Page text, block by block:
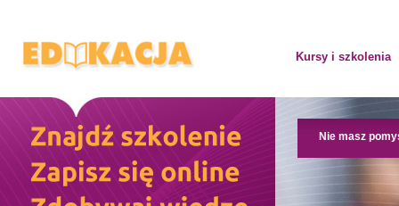
Kursy i szkolenia
Nie masz